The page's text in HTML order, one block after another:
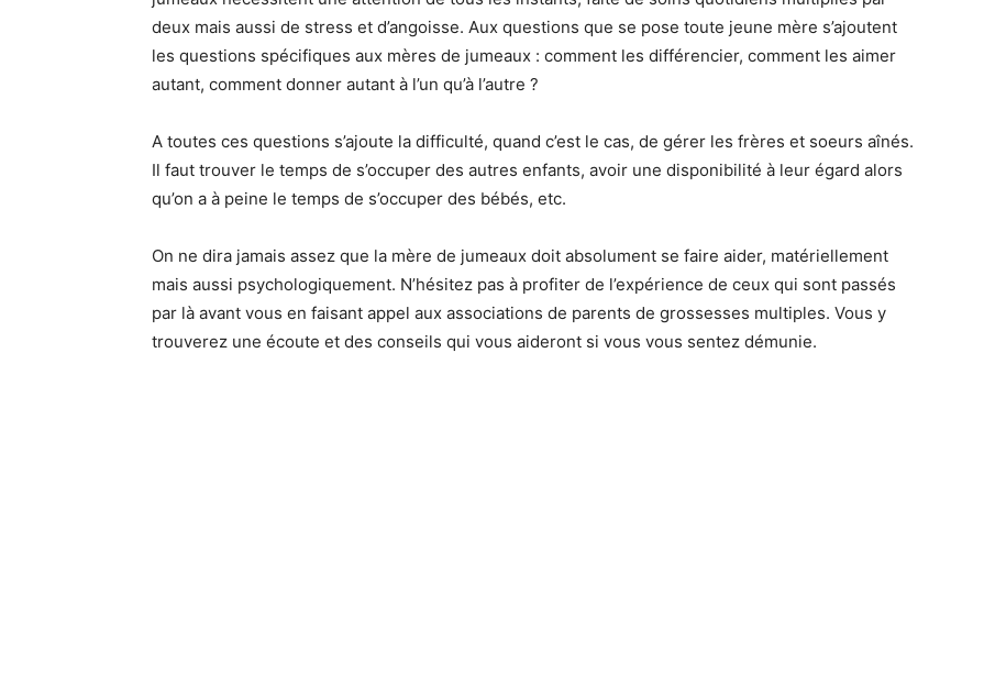
deux mais aussi de stress et d’angoisse. Aux questions que se pose toute jeune mère s’ajoutent
les questions spécifiques aux mères de jumeaux : comment les différencier, comment les aimer
autant, comment donner autant à l’un qu’à l’autre ?
A toutes ces questions s’ajoute la difficulté, quand c’est le cas, de gérer les frères et soeurs aînés.
Il faut trouver le temps de s’occuper des autres enfants, avoir une disponibilité à leur égard alors
qu’on a à peine le temps de s’occuper des bébés, etc.
On ne dira jamais assez que la mère de jumeaux doit absolument se faire aider, matériellement
mais aussi psychologiquement. N’hésitez pas à profiter de l’expérience de ceux qui sont passés
par là avant vous en faisant appel aux associations de parents de grossesses multiples. Vous y
trouverez une écoute et des conseils qui vous aideront si vous vous sentez démunie.